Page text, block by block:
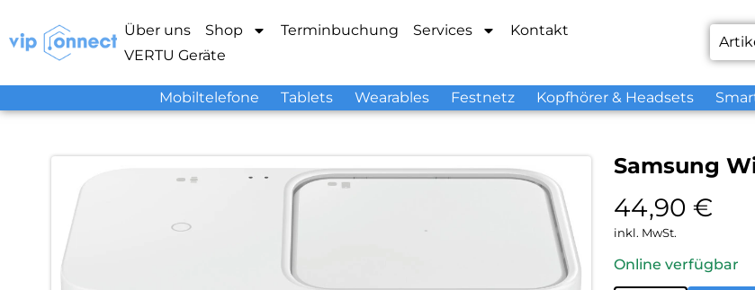
Über uns Shop Terminbuchung Services
Kontakt
VERTU Geräte
Mobiltelefone Tablets Wearables Festnetz Kopfhörer & Headsets
Samsung
44,90 €
inkl. MwSt.
Online verfügbar